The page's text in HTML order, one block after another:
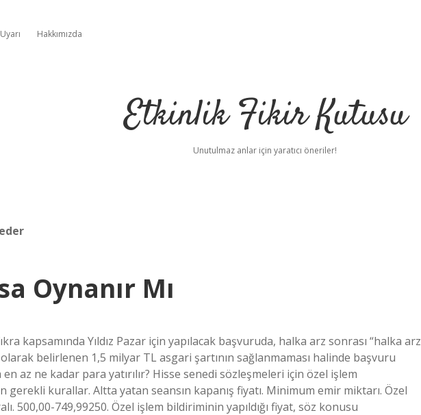
Hakkımızda
Etkinlik Fikir Kutusu
Unutulmaz anlar için yaratıcı öneriler!
Oynanır Mı
kapsamında Yıldız Pazar için yapılacak başvuruda, halka arz sonrası “halka arz
belirlenen 1,5 milyar TL asgari şartının sağlanmaması halinde başvuru
az ne kadar para yatırılır? Hisse senedi sözleşmeleri için özel işlem
gerekli kurallar. Altta yatan seansın kapanış fiyatı. Minimum emir miktarı. Özel
500,00-749,99250. Özel işlem bildiriminin yapıldığı fiyat, söz konusu